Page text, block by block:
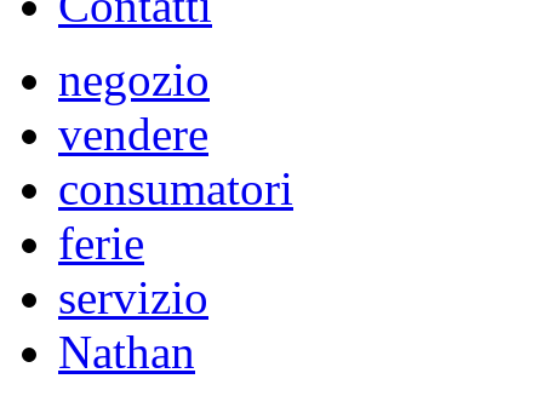
negozio
vendere
consumatori
ferie
servizio
Nathan